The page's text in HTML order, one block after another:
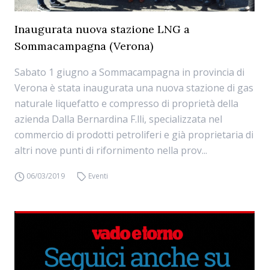
Inaugurata nuova stazione LNG a
Sommacampagna (Verona)
Sabato 1 giugno a Sommacampagna in provincia di
Verona è stata inaugurata una nuova stazione di gas
naturale liquefatto e compresso di proprietà della
azienda Dalla Bernardina F.lli, specializzata nel
commercio di prodotti petroliferi e già proprietaria di
altri nove punti di rifornimento nella prov...
06/03/2019 Eventi